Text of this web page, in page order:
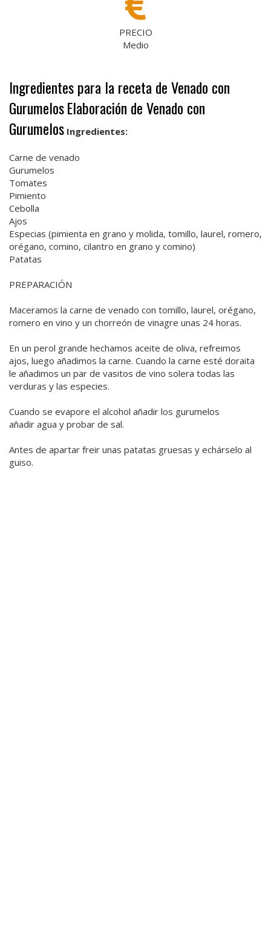
PRECIO
Medio
Ingredientes para la receta de Venado con
GurumelosElaboración de Venado con
Gurumelos Ingredientes:
Carne de venado
Gurumelos
Tomates
Pimiento
Cebolla
Ajos
Especias (pimienta en grano y molida, tomillo, laurel, romero,
orégano, comino, cilantro en grano y comino)
Patatas
PREPARACIÓN
Maceramos la carne de venado con tomillo, laurel, orégano,
romero en vino y un chorreón de vinagre unas 24 horas.
En un perol grande hechamos aceite de oliva, refreimos
ajos, luego añadimos la carne. Cuando la carne esté doraita
le añadimos un par de vasitos de vino solera todas las
verduras y las especies.
Cuando se evapore el alcohol añadir los gurumelos
añadir agua y probar de sal.
Antes de apartar freir unas patatas gruesas y echárselo al
guiso.